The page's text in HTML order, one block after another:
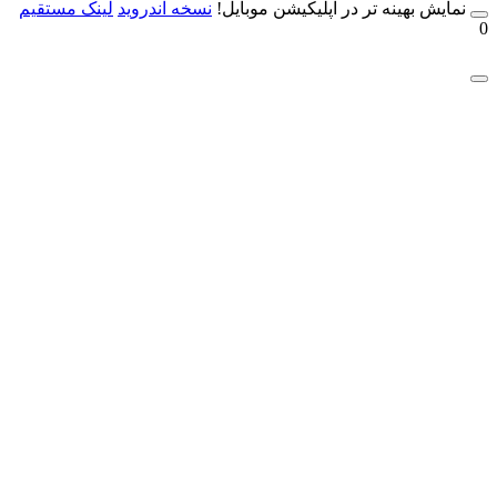
بهینه تر در اپلیکیشن موبایل!نسخه آندروید لینک مستقیم